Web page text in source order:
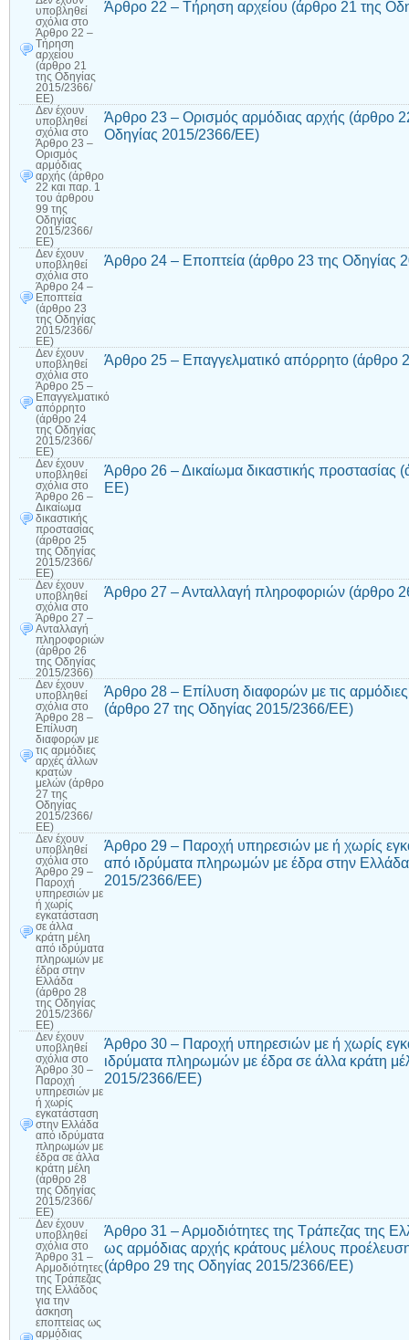
υποβληθεί
σχόλια στο
Άρθρο 22 –
Τήρηση
αρχείου
(άρθρο 21
της Οδηγίας
2015/2366/
ΕΕ)
Άρθρο 22 – Τήρηση αρχείου (άρθρο 21 της
Δεν έχουν
υποβληθεί
σχόλια στο
Άρθρο 23 –
Ορισμός
αρμόδιας
αρχής (άρθρο
22 και παρ. 1
του άρθρου
99 της
Οδηγίας
2015/2366/
ΕΕ)
Άρθρο 23 – Ορισμός αρμόδιας αρχής (άρθρο
Οδηγίας 2015/2366/ΕΕ)
Δεν έχουν
υποβληθεί
σχόλια στο
Άρθρο 24 –
Εποπτεία
(άρθρο 23
της Οδηγίας
2015/2366/
ΕΕ)
Άρθρο 24 – Εποπτεία (άρθρο 23 της Οδηγίας
Δεν έχουν
υποβληθεί
σχόλια στο
Άρθρο 25 –
Επαγγελματικό
απόρρητο
(άρθρο 24
της Οδηγίας
2015/2366/
ΕΕ)
Άρθρο 25 – Επαγγελματικό απόρρητο (άρθρο
Δεν έχουν
υποβληθεί
σχόλια στο
Άρθρο 26 –
Δικαίωμα
δικαστικής
προστασίας
(άρθρο 25
της Οδηγίας
2015/2366/
ΕΕ)
Άρθρο 26 – Δικαίωμα δικαστικής προστασίας
ΕΕ)
Δεν έχουν
υποβληθεί
σχόλια στο
Άρθρο 27 –
Ανταλλαγή
πληροφοριών
(άρθρο 26
της Οδηγίας
2015/2366)
Άρθρο 27 – Ανταλλαγή πληροφοριών (άρθρο
Δεν έχουν
υποβληθεί
σχόλια στο
Άρθρο 28 –
Επίλυση
διαφορών με
τις αρμόδιες
αρχές άλλων
κρατών
μελών (άρθρο
27 της
Οδηγίας
2015/2366/
ΕΕ)
Άρθρο 28 – Επίλυση διαφορών με τις
(άρθρο 27 της Οδηγίας 2015/2366/ΕΕ)
Δεν έχουν
υποβληθεί
σχόλια στο
Άρθρο 29 –
Παροχή
υπηρεσιών με
ή χωρίς
εγκατάσταση
σε άλλα
κράτη μέλη
από ιδρύματα
πληρωμών με
έδρα στην
Ελλάδα
(άρθρο 28
της Οδηγίας
2015/2366/
ΕΕ)
Άρθρο 29 – Παροχή υπηρεσιών με ή χωρίς
από ιδρύματα πληρωμών με έδρα στην
2015/2366/ΕΕ)
Δεν έχουν
υποβληθεί
σχόλια στο
Άρθρο 30 –
Παροχή
υπηρεσιών με
ή χωρίς
εγκατάσταση
στην Ελλάδα
από ιδρύματα
πληρωμών με
έδρα σε άλλα
κράτη μέλη
(άρθρο 28
της Οδηγίας
2015/2366/
ΕΕ)
Άρθρο 30 – Παροχή υπηρεσιών με ή χωρίς
ιδρύματα πληρωμών με έδρα σε άλλα κράτη
2015/2366/ΕΕ)
Δεν έχουν
υποβληθεί
σχόλια στο
Άρθρο 31 –
Αρμοδιότητες
της Τράπεζας
της Ελλάδος
για την
άσκηση
εποπτείας ως
αρμόδιας
Άρθρο 31 – Αρμοδιότητες της Τράπεζας της
ως αρμόδιας αρχής κράτους μέλους
(άρθρο 29 της Οδηγίας 2015/2366/ΕΕ)